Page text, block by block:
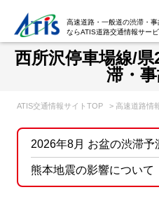
高速道路・一般道の渋滞・事
ならATIS道路交通情報サービ
西所沢停車場線/
滞・
ATIS交通情報サイトTOP > 高速道路情
2026年8月 お盆の渋滞予
熊本地震の影響について